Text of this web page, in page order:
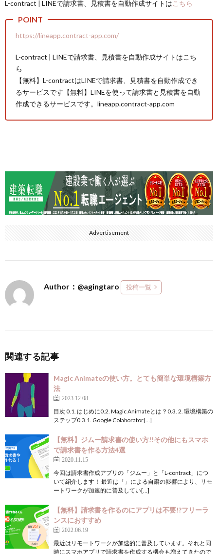
L-contract | LINEで請求書、見積書を自動作成サイトは こちら
https://lineapp.contract-app.com/
L-contract | LINEで請求書、見積書を自動作成サイトはこち
ら
【無料】L-contractはLINEで請求書、見積書を自動作成でき
るサービスです【無料】LINEを使って請求書と見積書を自動
作成できるサービスです。lineapp.contract-app.com
Advertisement
Author：@agingtaro 投稿一覧
関連する記事
Magic Animateの使い方。とても簡単な環境構築方
法
2023.12.08
目次 0.1. はじめに0.2. Magic Animateとは？0.3. 2. 環境構築の
ステップ0.3.1. Google Colaborator[…]
【無料】ジムー請求書の使い方!!その他にもスマホ
で請求書を作る方法4選
2020.11.15
今回は請求書作成アプリの「ジムー」と「L-contract」につ
いて紹介します！ 最近は「」による自粛の影響により、リモ
ートワークが加速的に普及してい[…]
【無料】請求書を作るのにアプリは不要!?フリーラ
ンスにおすすめ
2022.06.19
最近はリモートワークが加速的に普及しています。それと同
時にスマホアプリで請求書を作成する機会も増えてきたので